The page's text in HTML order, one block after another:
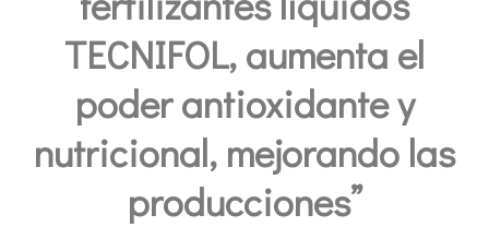
TECNIFOL, aumenta el
poder antioxidante y
nutricional, mejorando las
producciones”